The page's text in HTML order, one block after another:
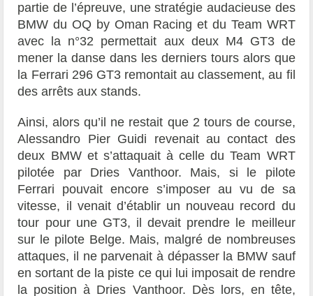
partie de l’épreuve, une stratégie audacieuse des
BMW du OQ by Oman Racing et du Team WRT
avec la n°32 permettait aux deux M4 GT3 de
mener la danse dans les derniers tours alors que
la Ferrari 296 GT3 remontait au classement, au fil
des arrêts aux stands.
Ainsi, alors qu’il ne restait que 2 tours de course,
Alessandro Pier Guidi revenait au contact des
deux BMW et s’attaquait à celle du Team WRT
pilotée par Dries Vanthoor. Mais, si le pilote
Ferrari pouvait encore s’imposer au vu de sa
vitesse, il venait d’établir un nouveau record du
tour pour une GT3, il devait prendre le meilleur
sur le pilote Belge. Mais, malgré de nombreuses
attaques, il ne parvenait à dépasser la BMW sauf
en sortant de la piste ce qui lui imposait de rendre
la position à Dries Vanthoor. Dès lors, en tête,